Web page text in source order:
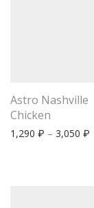
Astro Nashville
Chicken
1,290 ₽ – 3,050 ₽